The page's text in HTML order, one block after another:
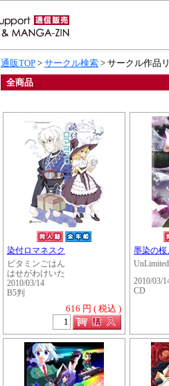
通販TOP > サークル検索 > サークル作品
全商品
染付ロマネスク
ビタミンごはん
はせがわけいた
2010/03/14
B5判
616 円 ( 税込 )
墨染の桜
2010/03/
CD